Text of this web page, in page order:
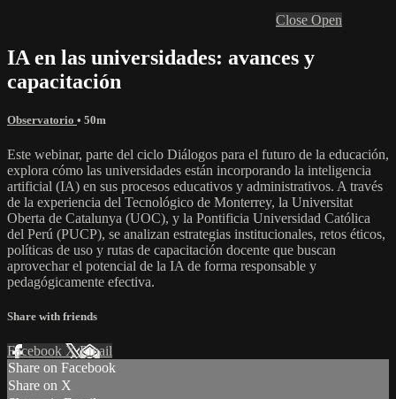
Close Open
IA en las universidades: avances y
capacitación
Observatorio • 50m
Este webinar, parte del ciclo Diálogos para el futuro de la educación,
explora cómo las universidades están incorporando la inteligencia
artificial (IA) en sus procesos educativos y administrativos. A través
de la experiencia del Tecnológico de Monterrey, la Universitat
Oberta de Catalunya (UOC), y la Pontificia Universidad Católica
del Perú (PUCP), se analizan estrategias institucionales, retos éticos,
políticas de uso y rutas de capacitación docente que buscan
aprovechar el potencial de la IA de forma responsable y
pedagógicamente efectiva.
Share with friends
Facebook XEmail
Share on Facebook
Share on X